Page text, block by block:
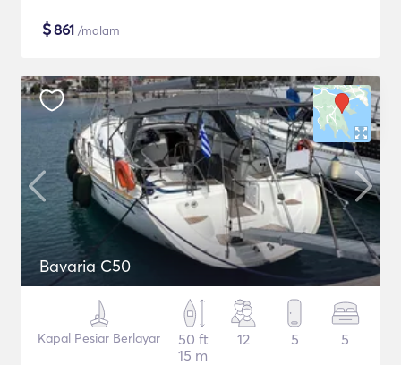
$861 /malam
Bavaria C50
Kapal Pesiar Berlayar
50 ft
15 m
12 5 5